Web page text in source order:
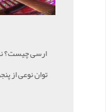
ارسی چیست؟
توان نوعی از